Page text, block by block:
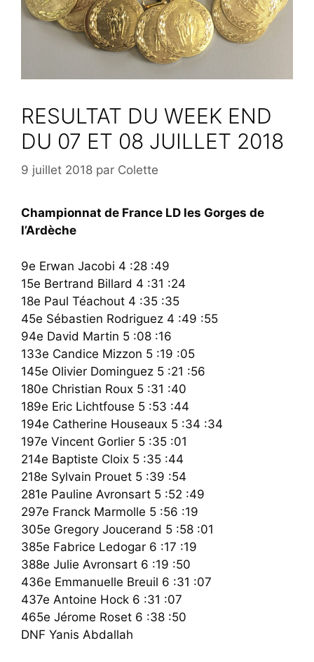
RESULTAT DU WEEK END
DU 07 ET 08 JUILLET 2018
9 juillet 2018 par Colette
Championnat de France LD les Gorges de
l’Ardèche
9e Erwan Jacobi 4 :28 :49
15e Bertrand Billard 4 :31 :24
18e Paul Téachout 4 :35 :35
45e Sébastien Rodriguez 4 :49 :55
94e David Martin 5 :08 :16
133e Candice Mizzon 5 :19 :05
145e Olivier Dominguez 5 :21 :56
180e Christian Roux 5 :31 :40
189e Eric Lichtfouse 5 :53 :44
194e Catherine Houseaux 5 :34 :34
197e Vincent Gorlier 5 :35 :01
214e Baptiste Cloix 5 :35 :44
218e Sylvain Prouet 5 :39 :54
281e Pauline Avronsart 5 :52 :49
297e Franck Marmolle 5 :56 :19
305e Gregory Joucerand 5 :58 :01
385e Fabrice Ledogar 6 :17 :19
388e Julie Avronsart 6 :19 :50
436e Emmanuelle Breuil 6 :31 :07
437e Antoine Hock 6 :31 :07
465e Jérome Roset 6 :38 :50
DNF Yanis Abdallah